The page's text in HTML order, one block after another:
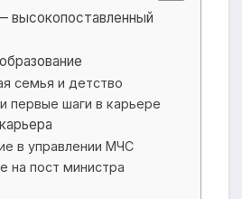
высокопоставленный
семья и детство
первые шаги в карьере
в управлении МЧС
на пост министра